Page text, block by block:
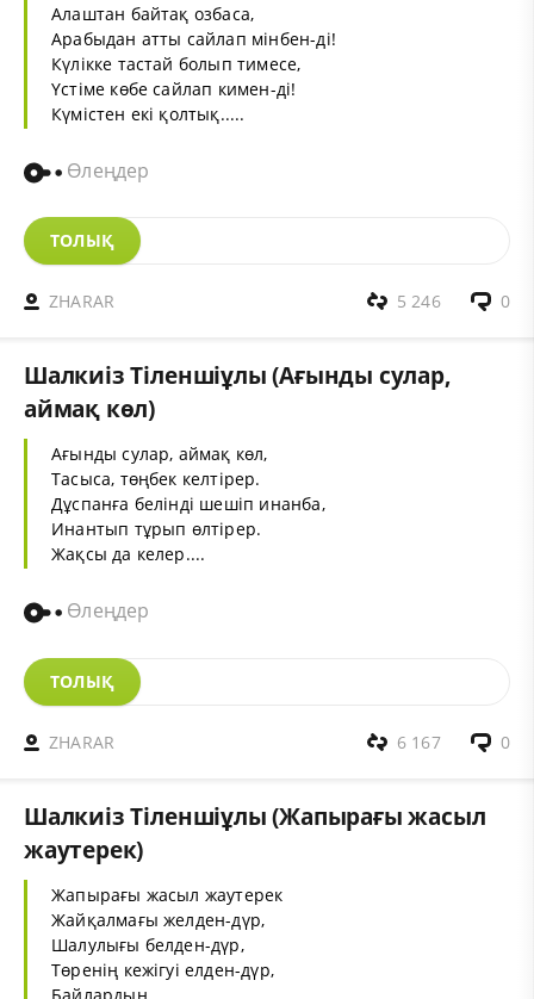
Алаштан байтақ озбаса,
Арабыдан атты сайлап мінбен-ді!
Күлікке тастай болып тимесе,
Үстіме көбе сайлап кимен-ді!
Күмістен екі қолтық.....
Өлеңдер
ТОЛЫҚ
ZHARAR 0
5 246
Шалкиіз Тіленшіұлы (Ағынды сулар,
аймақ көл)
Ағынды сулар, аймақ көл,
Тасыса, төңбек келтірер.
Дұспанға белінді шешіп инанба,
Инантып тұрып өлтірер.
Жақсы да келер....
Өлеңдер
ТОЛЫҚ
ZHARAR 0
6 167
Шалкиіз Тіленшіұлы (Жапырағы жасыл
жаутерек)
Жапырағы жасыл жаутерек
Жайқалмағы желден-дүр,
Шалулығы белден-дүр,
Төренің кежігуі елден-дүр,